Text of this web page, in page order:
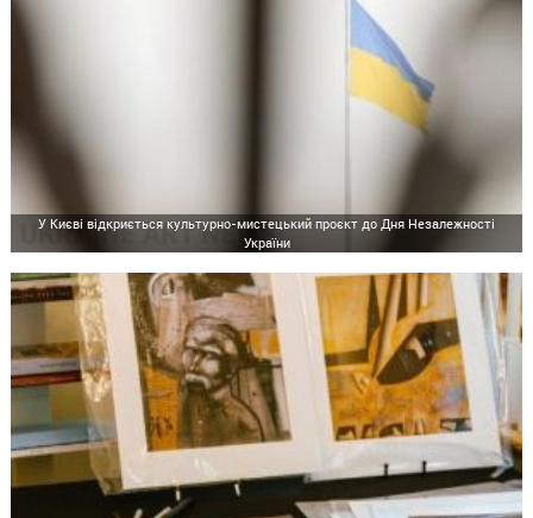
У Києві відкриється культурно-мистецький проєкт до Дня Незалежності
України